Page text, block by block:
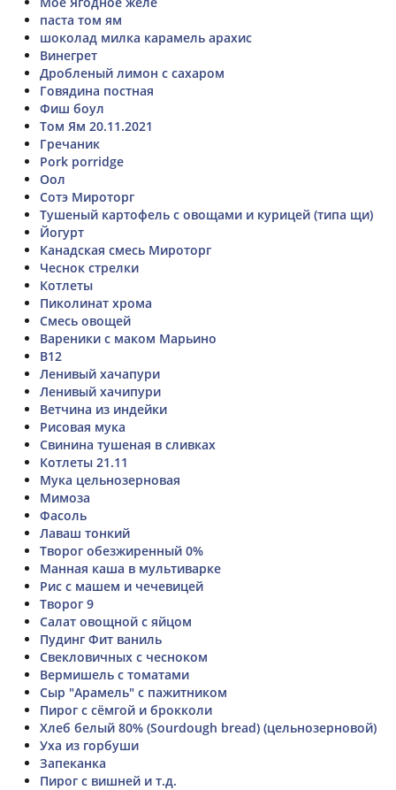
паста том ям
шоколад милка карамель арахис
Винегрет
Дробленый лимон с сахаром
Говядина постная
Фиш боул
Том Ям 20.11.2021
Гречаник
Pork porridge
Оол
Сотэ Мироторг
Тушеный картофель с овощами и курицей (типа щи)
Йогурт
Канадская смесь Мироторг
Чеснок стрелки
Котлеты
Пиколинат хрома
Смесь овощей
Вареники с маком Марьино
В12
Ленивый хачапури
Ленивый хачипури
Ветчина из индейки
Рисовая мука
Свинина тушеная в сливках
Котлеты 21.11
Мука цельнозерновая
Мимоза
Фасоль
Лаваш тонкий
Творог обезжиренный 0%
Манная каша в мультиварке
Рис с машем и чечевицей
Творог 9
Салат овощной с яйцом
Пудинг Фит ваниль
Свекловичных с чесноком
Вермишель с томатами
Сыр "Арамель" с пажитником
Пирог с сёмгой и брокколи
Хлеб белый 80% (Sourdough bread) (цельнозерновой)
Уха из горбуши
Запеканка
Пирог с вишней и т.д.